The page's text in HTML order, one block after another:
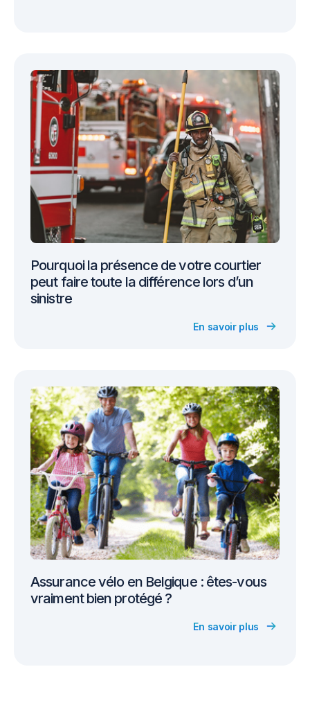
Pourquoi la présence de votre courtier
peut faire toute la différence lors d’un
sinistre
En savoir plus
Assurance vélo en Belgique : êtes-vous
vraiment bien protégé ?
En savoir plus